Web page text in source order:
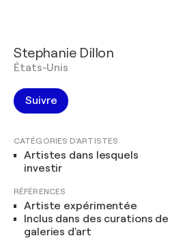
Stephanie Dillon
États-Unis
Suivre
CATÉGORIES D'ARTISTES
Artistes dans lesquels
investir
RÉFÉRENCES
Artiste expérimentée
Inclus dans des curations de
galeries d'art